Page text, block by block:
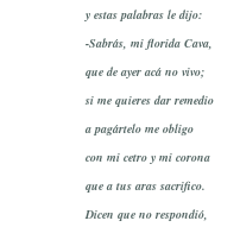
y estas palabras le dijo:
-Sabrás, mi florida Cava,
que de ayer acá no vivo;
si me quieres dar remedio
a pagártelo me obligo
con mi cetro y mi corona
que a tus aras sacrifico.
Dicen que no respondió,